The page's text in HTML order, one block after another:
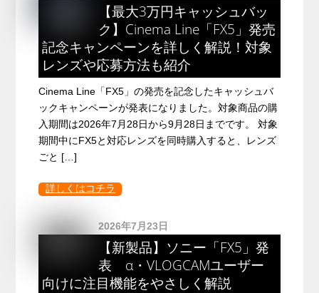
【最大3万円キャッシュバッ
ク】Cinema Line「FX5」発売
記念キャンペーンを詳しく解説！対象
レンズや応募方法も紹介
Cinema Line「FX5」の発売を記念したキャッシュバ
ックキャンペーンが発表になりました。対象商品の購
入期間は2026年7月28日から9月28日までです。 対象
期間中にFX5と対応レンズを同時購入すると、レンズ
ごと […]
詳しくはコチラ
2026年7月23日
【新製品】ソニー「FX5」発
表 α・VLOGCAMユーザー
向けに注目機能をやさしく解説